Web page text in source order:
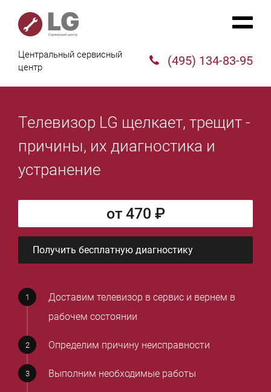
Центральный сервисный
центр
(495) 134-83-95
Телевизор LG щелкает, трещит -
причины, их диагностика и
устранение
от 470 ₽
Получить бесплатную диагностику
Доставим телевизор в сервис и вернем в
рабочем состоянии
Определим причину неисправности
Выполним необходимые работы